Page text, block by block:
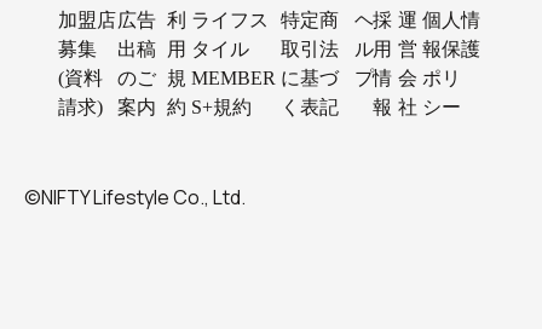
加盟店
募集
(資料
請求)
広告
出稿
のご
案内
利
用
規
約
ライフス
タイル
MEMBER
S+規約
特定商
取引法
に基づ
く表記
ヘ
ル
プ
採
用
情
報
運
営
会
社
個人情
報保護
ポリ
シー
©NIFTY Lifestyle Co., Ltd.